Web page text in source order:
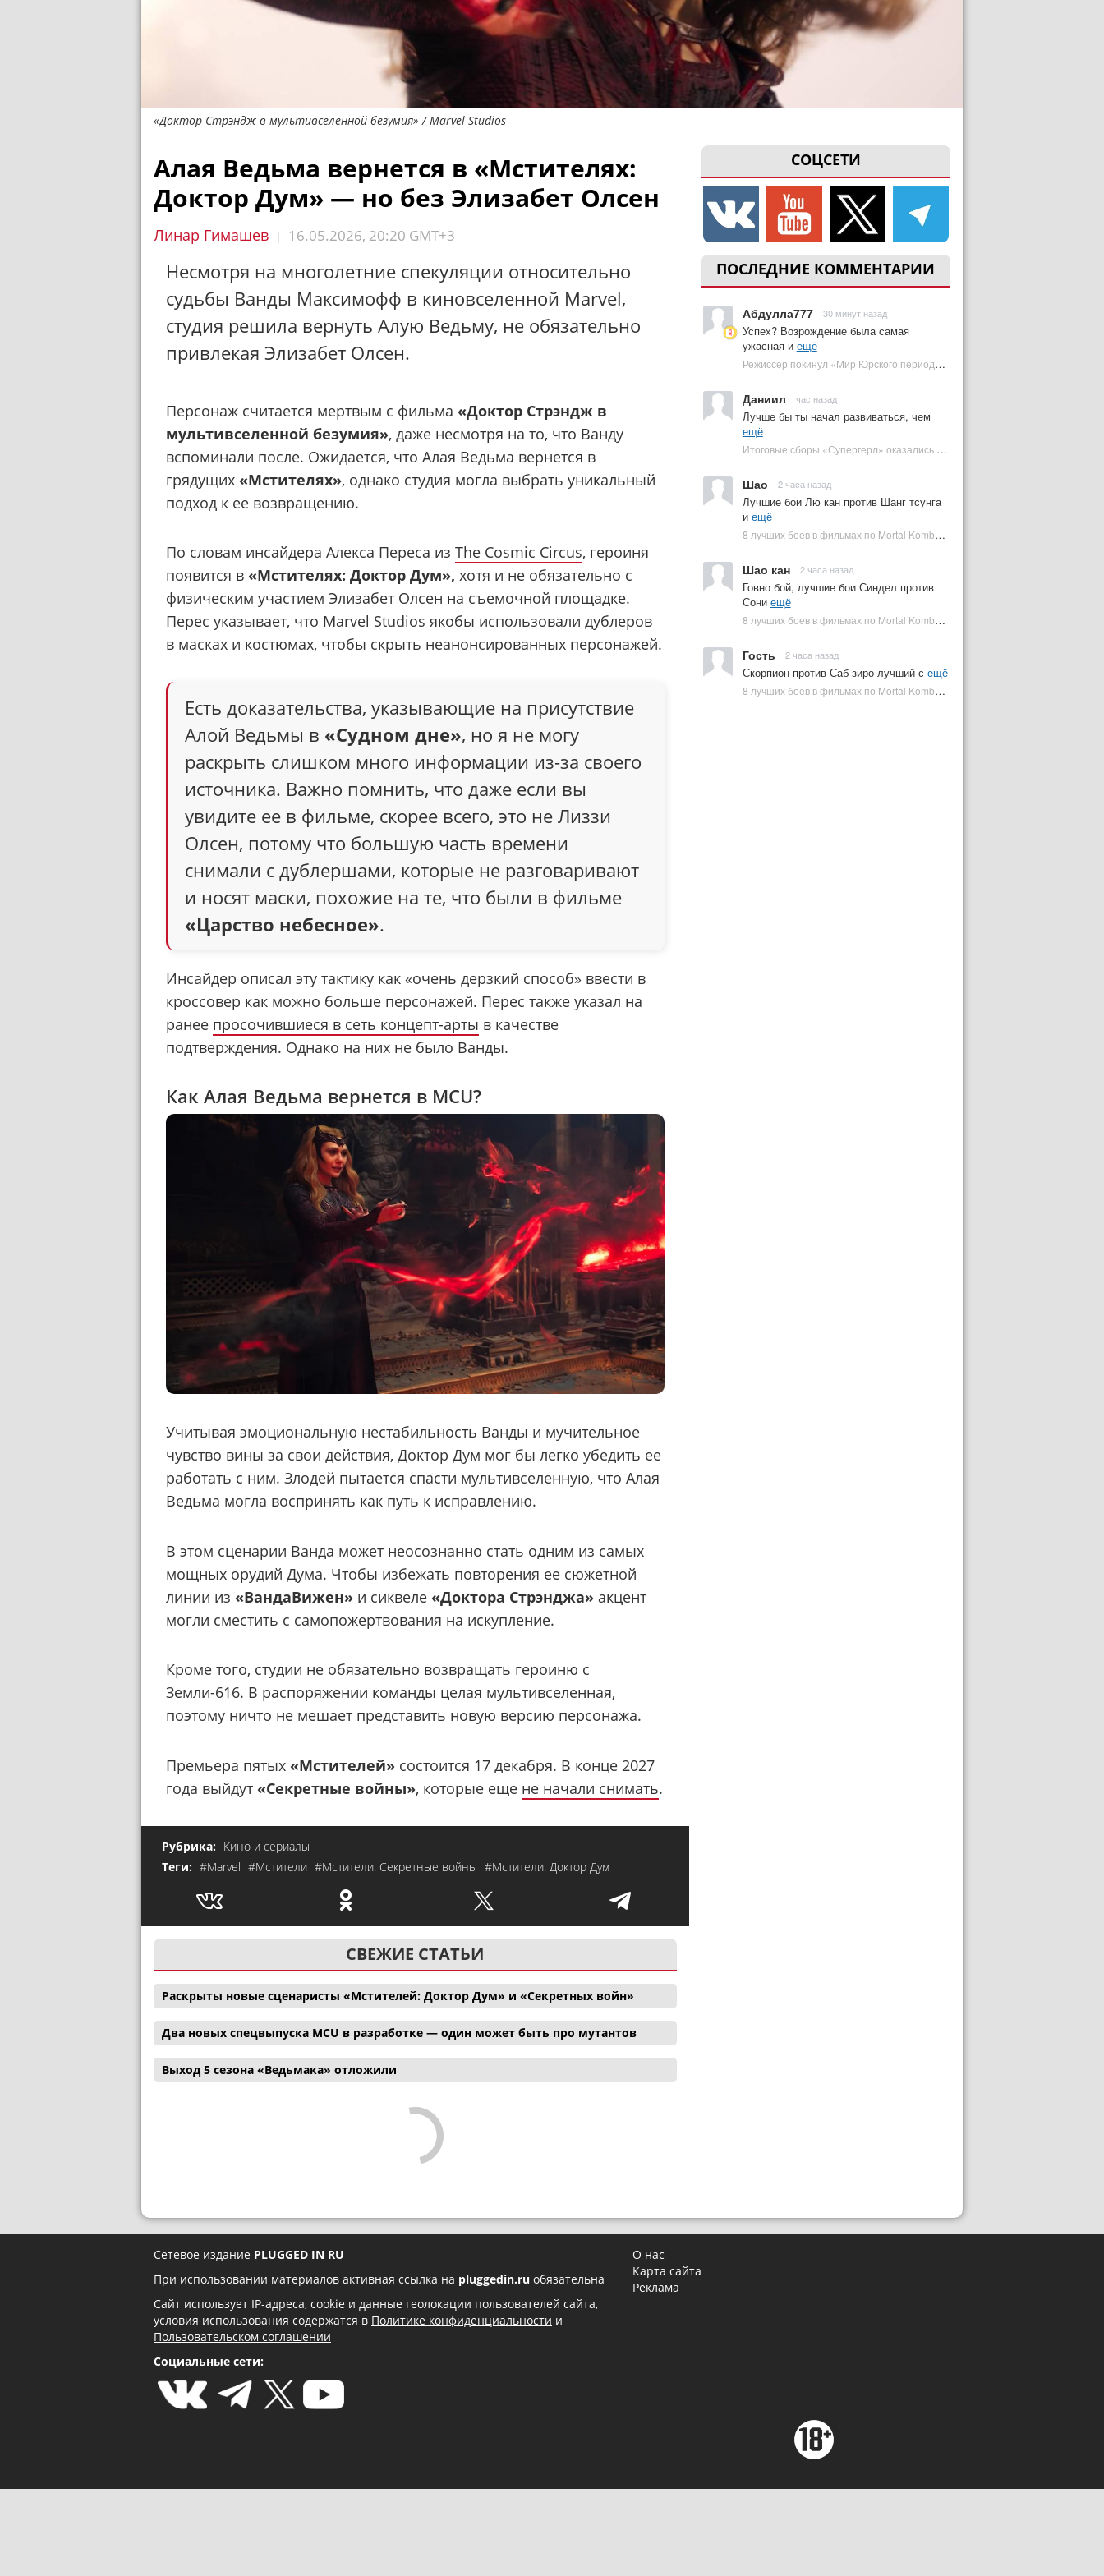
«Доктор Стрэндж в мультивселенной безумия» / Marvel Studios
СОЦСЕТИ
ПОСЛЕДНИЕ КОММЕНТАРИИ
Абдулла777 30 минут назад
Успех? Возрождение была самая
ужасная и ещё
Режиссер покинул «Мир Юрского периода 5» | Plugged In Ru
Даниил час назад
Лучше бы ты начал развиваться, чем
ещё
Итоговые сборы «Супергерл» оказались худшими для DC за два десятилетия | Plugged In Ru
Шао 2 часа назад
Лучшие бои Лю кан против Шанг тсунга
и ещё
8 лучших боев в фильмах по Mortal Kombat: от «Смертельной битвы» до «Мортал Комбат 2» | Plugged In Ru
Шао кан 2 часа назад
Говно бой, лучшие бои Синдел против
Сони ещё
8 лучших боев в фильмах по Mortal Kombat: от «Смертельной битвы» до «Мортал Комбат 2» | Plugged In Ru
Гость 2 часа назад
Скорпион против Саб зиро лучший с ещё
8 лучших боев в фильмах по Mortal Kombat: от «Смертельной битвы» до «Мортал Комбат 2» | Plugged In Ru
Алая Ведьма вернется в «Мстителях:
Доктор Дум» — но без Элизабет Олсен
Линар Гимашев | 16.05.2026, 20:20 GMT+3
Несмотря на многолетние спекуляции относительно
судьбы Ванды Максимофф в киновселенной Marvel,
студия решила вернуть Алую Ведьму, не обязательно
привлекая Элизабет Олсен.
Персонаж считается мертвым с фильма «Доктор Стрэндж в
мультивселенной безумия», даже несмотря на то, что Ванду
вспоминали после. Ожидается, что Алая Ведьма вернется в
грядущих «Мстителях», однако студия могла выбрать уникальный
подход к ее возвращению.
По словам инсайдера Алекса Переса из The Cosmic Circus, героиня
появится в «Мстителях: Доктор Дум», хотя и не обязательно с
физическим участием Элизабет Олсен на съемочной площадке.
Перес указывает, что Marvel Studios якобы использовали дублеров
в масках и костюмах, чтобы скрыть неанонсированных персонажей.
Есть доказательства, указывающие на присутствие
Алой Ведьмы в «Судном дне», но я не могу
раскрыть слишком много информации из-за своего
источника. Важно помнить, что даже если вы
увидите ее в фильме, скорее всего, это не Лиззи
Олсен, потому что большую часть времени
снимали с дублершами, которые не разговаривают
и носят маски, похожие на те, что были в фильме
«Царство небесное».
Инсайдер описал эту тактику как «очень дерзкий способ» ввести в
кроссовер как можно больше персонажей. Перес также указал на
ранее просочившиеся в сеть концепт-арты в качестве
подтверждения. Однако на них не было Ванды.
Как Алая Ведьма вернется в MCU?
Учитывая эмоциональную нестабильность Ванды и мучительное
чувство вины за свои действия, Доктор Дум мог бы легко убедить ее
работать с ним. Злодей пытается спасти мультивселенную, что Алая
Ведьма могла воспринять как путь к исправлению.
В этом сценарии Ванда может неосознанно стать одним из самых
мощных орудий Дума. Чтобы избежать повторения ее сюжетной
линии из «ВандаВижен» и сиквеле «Доктора Стрэнджа» акцент
могли сместить с самопожертвования на искупление.
Кроме того, студии не обязательно возвращать героиню с
Земли-616. В распоряжении команды целая мультивселенная,
поэтому ничто не мешает представить новую версию персонажа.
Премьера пятых «Мстителей» состоится 17 декабря. В конце 2027
года выйдут «Секретные войны», которые еще не начали снимать.
Рубрика: Кино и сериалы
Теги: #Marvel #Мстители #Мстители: Секретные войны #Мстители: Доктор Дум
СВЕЖИЕ СТАТЬИ
Раскрыты новые сценаристы «Мстителей: Доктор Дум» и «Секретных войн»
Два новых спецвыпуска MCU в разработке — один может быть про мутантов
Выход 5 сезона «Ведьмака» отложили
Сетевое издание PLUGGED IN RU
При использовании материалов активная ссылка на pluggedin.ru обязательна
Сайт использует IP-адреса, cookie и данные геолокации пользователей сайта,
условия использования содержатся в Политике конфиденциальности и
Пользовательском соглашении
Социальные сети:
О нас
Карта сайта
Реклама